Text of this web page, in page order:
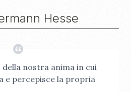
Hesse
nostra anima in cui
e percepisce la propria